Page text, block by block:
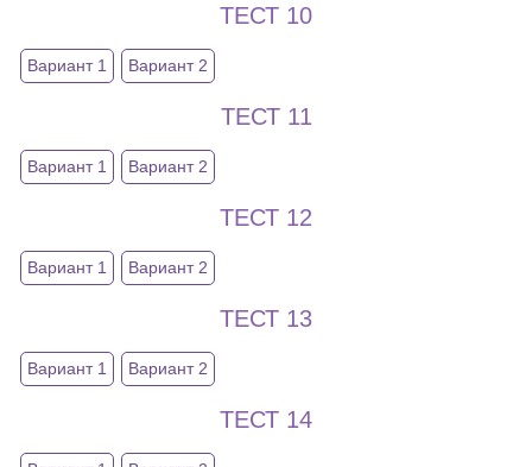
ТЕСТ 10
Вариант 1 Вариант 2
ТЕСТ 11
Вариант 1 Вариант 2
ТЕСТ 12
Вариант 1 Вариант 2
ТЕСТ 13
Вариант 1 Вариант 2
ТЕСТ 14